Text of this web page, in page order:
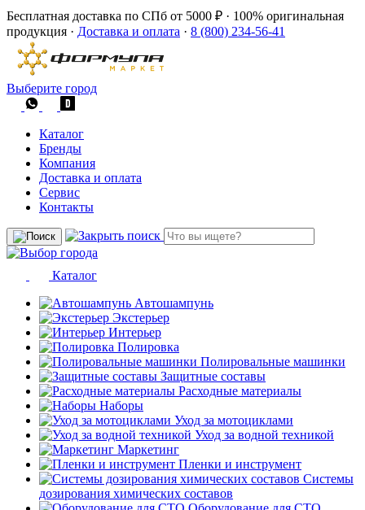
Бесплатная доставка по СПб от 5000 ₽ · 100% оригинальная
продукция · Доставка и оплата · 8 (800) 234-56-41
Выберите город
Каталог
Бренды
Компания
Доставка и оплата
Сервис
Контакты
Каталог
Автошампунь
Экстерьер
Интерьер
Полировка
Полировальные машинки
Защитные составы
Расходные материалы
Наборы
Уход за мотоциклами
Уход за водной техникой
Маркетинг
Пленки и инструмент
Системы
дозирования химических составов